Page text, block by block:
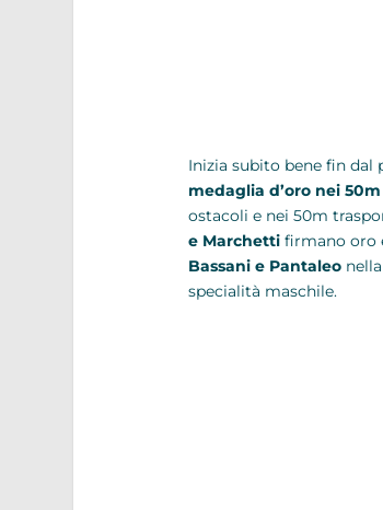
Inizia subito bene fin
medaglia d’oro nei
ostacoli e nei 50m
e Marchetti firmano oro
Bassani e Pantaleo
specialità maschile.